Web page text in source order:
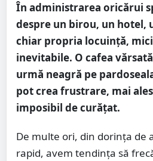
În administrarea oricărui
despre un birou, un hotel,
chiar propria locuință,
inevitabile. O cafea
urmă neagră pe
pot crea frustrare, mai
imposibil de curățat.
De multe ori, din dorința de
rapid, avem tendința să